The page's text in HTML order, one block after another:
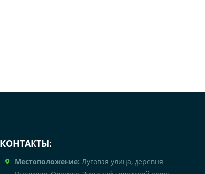
КОНТАКТЫ:
Местоположение: Луговая улица, деревня